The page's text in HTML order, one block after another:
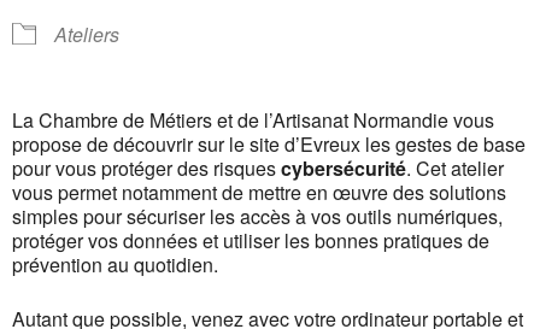
Ateliers
La Chambre de Métiers et de l’Artisanat Normandie vous
propose de découvrir sur le site d’Evreux les gestes de base
pour vous protéger des risquescybersécurité. Cet atelier
vous permet notamment de mettre en œuvre des solutions
simples pour sécuriser les accès à vos outils numériques,
protéger vos données et utiliser les bonnes pratiques de
prévention au quotidien.
Autant que possible, venez avec votre ordinateur portable et